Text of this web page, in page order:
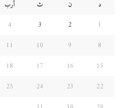
د ن ث أرب
1
2
3
4
8
9
10
11
15
16
17
18
22
23
24
25